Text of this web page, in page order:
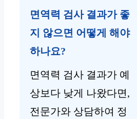
면역력 검사 결과가 좋
지 않으면 어떻게 해야
하나요?
면역력 검사 결과가 예
상보다 낮게 나왔다면,
전문가와 상담하여 정